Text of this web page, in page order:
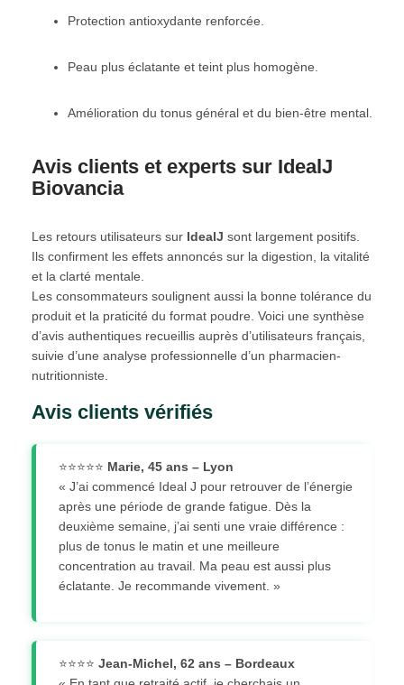
Protection antioxydante renforcée.
Peau plus éclatante et teint plus homogène.
Amélioration du tonus général et du bien-être mental.
Avis clients et experts sur IdealJ
Biovancia
Les retours utilisateurs sur IdealJ sont largement positifs.
Ils confirment les effets annoncés sur la digestion, la vitalité
et la clarté mentale.
Les consommateurs soulignent aussi la bonne tolérance du
produit et la praticité du format poudre. Voici une synthèse
d’avis authentiques recueillis auprès d’utilisateurs français,
suivie d’une analyse professionnelle d’un pharmacien-
nutritionniste.
Avis clients vérifiés
⭐⭐⭐⭐⭐ Marie, 45 ans – Lyon
« J’ai commencé Ideal J pour retrouver de l’énergie
après une période de grande fatigue. Dès la
deuxième semaine, j’ai senti une vraie différence :
plus de tonus le matin et une meilleure
concentration au travail. Ma peau est aussi plus
éclatante. Je recommande vivement. »
⭐⭐⭐⭐ Jean-Michel, 62 ans – Bordeaux